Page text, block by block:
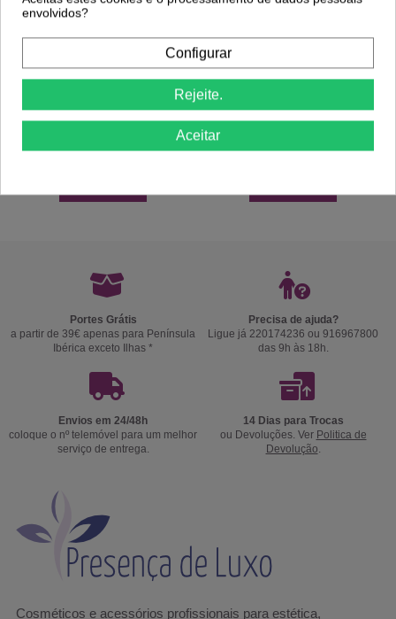
Portes Grátis
a partir de 39€ apenas para Península
Ibérica exceto Ilhas *
Precisa de ajuda?
Ligue já 220174236 ou 916967800
das 9h às 18h.
Envios em 24/48h
coloque o nº telemóvel para um melhor
serviço de entrega.
14 Dias para Trocas
ou Devoluções. Ver Politica de
Devolução.
Cosméticos e acessórios profissionais para estética,
envolvidos?
Configurar
Rejeite.
Aceitar